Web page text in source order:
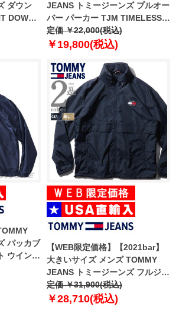
ダウン
DOWN
直輸入
JEANS トミージーンズ プルオー
バー パーカー TJM TIMELESS
HOODIE USA直輸入
dm0dm10909
定価 ￥22,000(税込)
￥19,800(税込)
パッカブ
ウインド
輸入
【WEB限定価格】【2021bar】
大きいサイズ メンズ TOMMY
JEANS トミージーンズ フルジッ
プ ナイロン ジャケット USA直輸
入 dm0dm10963
定価 ￥31,900(税込)
￥28,710(税込)